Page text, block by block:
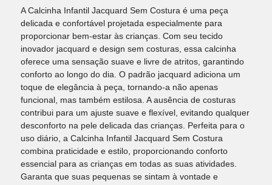
A Calcinha Infantil Jacquard Sem Costura é uma peça
delicada e confortável projetada especialmente para
proporcionar bem-estar às crianças. Com seu tecido
inovador jacquard e design sem costuras, essa calcinha
oferece uma sensação suave e livre de atritos, garantindo
conforto ao longo do dia. O padrão jacquard adiciona um
toque de elegância à peça, tornando-a não apenas
funcional, mas também estilosa. A ausência de costuras
contribui para um ajuste suave e flexível, evitando qualquer
desconforto na pele delicada das crianças. Perfeita para o
uso diário, a Calcinha Infantil Jacquard Sem Costura
combina praticidade e estilo, proporcionando conforto
essencial para as crianças em todas as suas atividades.
Garanta que suas pequenas se sintam à vontade e